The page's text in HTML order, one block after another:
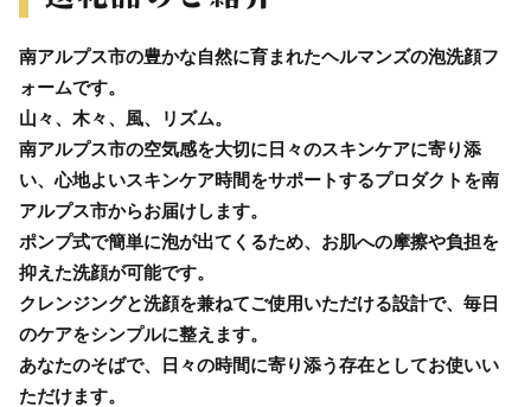
南アルプス市の豊かな自然に育まれたヘルマンズの泡洗顔フ
ォームです。
山々、木々、風、リズム。
南アルプス市の空気感を大切に日々のスキンケアに寄り添
い、心地よいスキンケア時間をサポートするプロダクトを南
アルプス市からお届けします。
ポンプ式で簡単に泡が出てくるため、お肌への摩擦や負担を
抑えた洗顔が可能です。
クレンジングと洗顔を兼ねてご使用いただける設計で、毎日
のケアをシンプルに整えます。
あなたのそばで、日々の時間に寄り添う存在としてお使いい
ただけます。